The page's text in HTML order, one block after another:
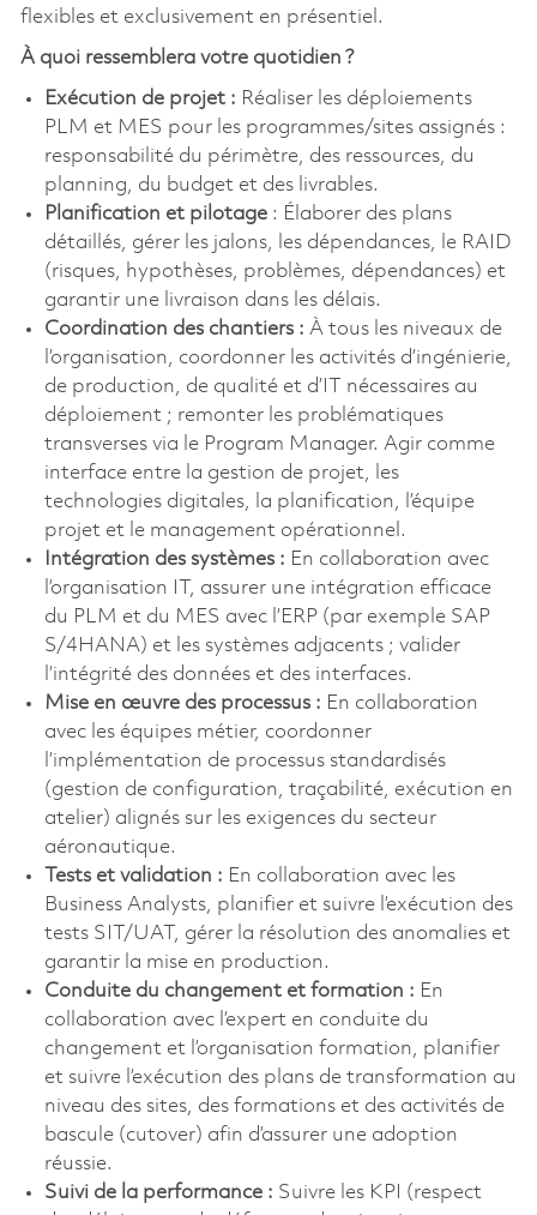
flexibles et exclusivement en présentiel.
À quoi ressemblera votre quotidien ?
Exécution de projet : Réaliser les déploiements
PLM et MES pour les programmes/sites assignés :
responsabilité du périmètre, des ressources, du
planning, du budget et des livrables.
Planification et pilotage : Élaborer des plans
détaillés, gérer les jalons, les dépendances, le RAID
(risques, hypothèses, problèmes, dépendances) et
garantir une livraison dans les délais.
Coordination des chantiers : À tous les niveaux de
l’organisation, coordonner les activités d’ingénierie,
de production, de qualité et d’IT nécessaires au
déploiement ; remonter les problématiques
transverses via le Program Manager. Agir comme
interface entre la gestion de projet, les
technologies digitales, la planification, l’équipe
projet et le management opérationnel.
Intégration des systèmes : En collaboration avec
l’organisation IT, assurer une intégration efficace
du PLM et du MES avec l’ERP (par exemple SAP
S/4HANA) et les systèmes adjacents ; valider
l’intégrité des données et des interfaces.
Mise en œuvre des processus : En collaboration
avec les équipes métier, coordonner
l’implémentation de processus standardisés
(gestion de configuration, traçabilité, exécution en
atelier) alignés sur les exigences du secteur
aéronautique.
Tests et validation : En collaboration avec les
Business Analysts, planifier et suivre l’exécution des
tests SIT/UAT, gérer la résolution des anomalies et
garantir la mise en production.
Conduite du changement et formation : En
collaboration avec l’expert en conduite du
changement et l’organisation formation, planifier
et suivre l’exécution des plans de transformation au
niveau des sites, des formations et des activités de
bascule (cutover) afin d’assurer une adoption
réussie.
Suivi de la performance : Suivre les KPI (respect